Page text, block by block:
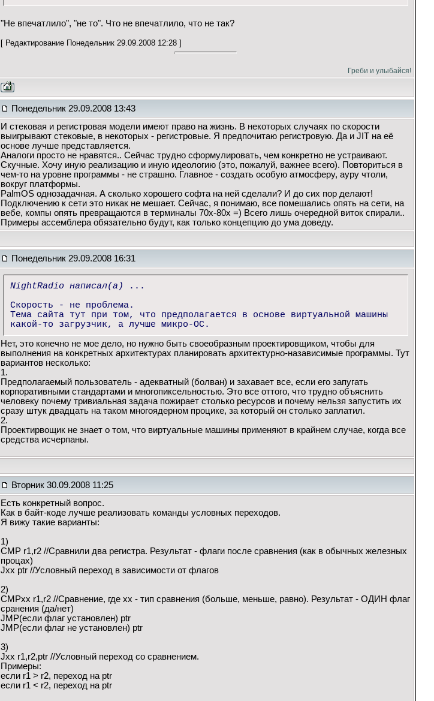
"Не впечатлило", "не то". Что не впечатлило, что не так?
[ Редактирование Понедельник 29.09.2008 12:28 ]
Греби и улыбайся!
Понедельник 29.09.2008 13:43
И стековая и регистровая модели имеют право на жизнь. В некоторых случаях по скорости
выигрывают стековые, в некоторых - регистровые. Я предпочитаю регистровую. Да и JIT на её
основе лучше представляется.
Аналоги просто не нравятся.. Сейчас трудно сформулировать, чем конкретно не устраивают.
Скучные. Хочу иную реализацию и иную идеологию (это, пожалуй, важнее всего). Повториться в
чем-то на уровне программы - не страшно. Главное - создать особую атмосферу, ауру чтоли,
вокруг платформы.
PalmOS однозадачная. А сколько хорошего софта на ней сделали? И до сих пор делают!
Подключению к сети это никак не мешает. Сейчас, я понимаю, все помешались опять на сети, на
вебе, компы опять превращаются в терминалы 70х-80х =) Всего лишь очередной виток спирали..
Примеры ассемблера обязательно будут, как только концепцию до ума доведу.
Понедельник 29.09.2008 16:31
NightRadio написал(а) ...
Скорость - не проблема.
Тема сайта тут при том, что предполагается в основе виртуальной машины
какой-то загрузчик, а лучше микро-ОС.
Нет, это конечно не мое дело, но нужно быть своеобразным проектировщиком, чтобы для
выполнения на конкретных архитектурах планировать архитектурно-назависимые программы. Тут
вариантов несколько:
1.
Предполагаемый пользователь - адекватный (болван) и захавает все, если его запугать
корпоративными стандартами и многопиксельностью. Это все оттого, что трудно объяснить
человеку почему тривиальная задача пожирает столько ресурсов и почему нельзя запустить их
сразу штук двадцать на таком многоядерном процике, за который он столько заплатил.
2.
Проектирвощик не знает о том, что виртуальные машины применяют в крайнем случае, когда все
средства исчерпаны.
Вторник 30.09.2008 11:25
Есть конкретный вопрос.
Как в байт-коде лучше реализовать команды условных переходов.
Я вижу такие варианты:
1)
CMP r1,r2 //Сравнили два регистра. Результат - флаги после сравнения (как в обычных железных
процах)
Jxx ptr //Условный переход в зависимости от флагов
2)
CMPxx r1,r2 //Сравнение, где xx - тип сравнения (больше, меньше, равно). Результат - ОДИН флаг
сранения (да/нет)
JMP(если флаг установлен) ptr
JMP(если флаг не установлен) ptr
3)
Jxx r1,r2,ptr //Условный переход со сравнением.
Примеры:
если r1 > r2, переход на ptr
если r1 < r2, переход на ptr